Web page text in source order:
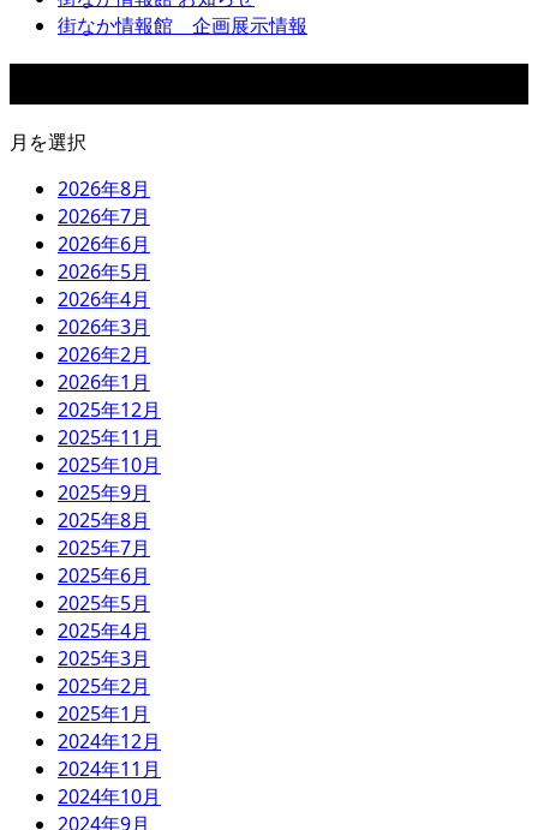
街なか情報館 企画展示情報
月を選択
2026年8月
2026年7月
2026年6月
2026年5月
2026年4月
2026年3月
2026年2月
2026年1月
2025年12月
2025年11月
2025年10月
2025年9月
2025年8月
2025年7月
2025年6月
2025年5月
2025年4月
2025年3月
2025年2月
2025年1月
2024年12月
2024年11月
2024年10月
2024年9月